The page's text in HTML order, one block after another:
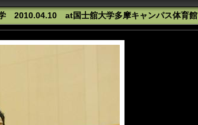
2010.04.10 at国士舘大学多摩キャンパス体育館